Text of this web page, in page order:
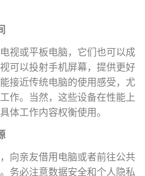
视或平板电脑，它们也可以成
可以投射手机屏幕，提供更好
接近传统电脑的使用感受，尤
作。当然，这些设备在性能上
体工作内容权衡使用。
向亲友借用电脑或者前往公共
务必注意数据安全和个人隐私